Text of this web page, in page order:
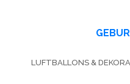
LUFTBALLONS &